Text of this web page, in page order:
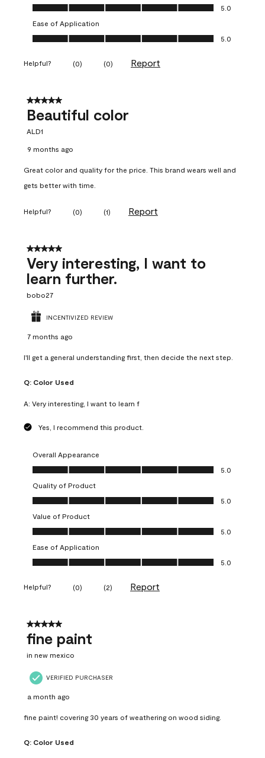
Value of Product, 5.0 out of 5
5.0
Ease of Application
Ease of Application, 5.0 out of 5
5.0
Helpful? (0) (0) Report
5 out of 5 stars.
Beautiful color
ALD1
9 months ago
Great color and quality for the price. This brand wears well and
gets better with time.
Helpful? (0) (1) Report
5 out of 5 stars.
Very interesting, I want to
learn further.
bobo27
INCENTIVIZED REVIEW
7 months ago
I'll get a general understanding first, then decide the next step.
Q: Color Used
A: Very interesting, I want to learn f
Yes, I recommend this product.
Overall Appearance
Overall Appearance, 5.0 out of 5
5.0
Quality of Product
Quality of Product, 5.0 out of 5
5.0
Value of Product
Value of Product, 5.0 out of 5
5.0
Ease of Application
Ease of Application, 5.0 out of 5
5.0
Helpful? (0) (2) Report
5 out of 5 stars.
fine paint
in new mexico
VERIFIED PURCHASER
a month ago
fine paint! covering 30 years of weathering on wood siding.
Q: Color Used